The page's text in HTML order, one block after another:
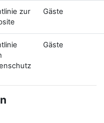
zur
Gäste
Gäste